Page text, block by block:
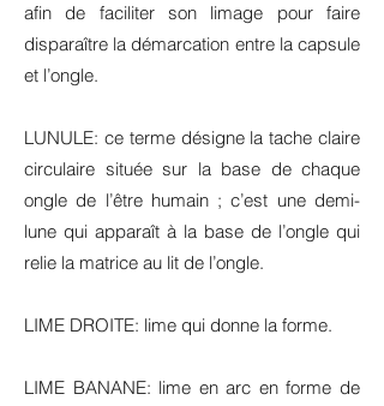
afin de faciliter son limage pour faire
disparaître la démarcation entre la capsule
et l’ongle.
LUNULE: ce terme désigne la tache claire
circulaire située sur la base de chaque
ongle de l’être humain ; c’est une demi-
lune qui apparaît à la base de l’ongle qui
relie la matrice au lit de l’ongle.
LIME DROITE: lime qui donne la forme.
LIME BANANE: lime en arc en forme de